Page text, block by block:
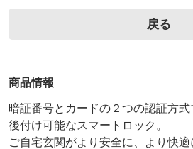
戻る
商品情報
暗証番号とカードの２つの認証方
後付け可能なスマートロック。
ご自宅玄関がより安全に、より快適